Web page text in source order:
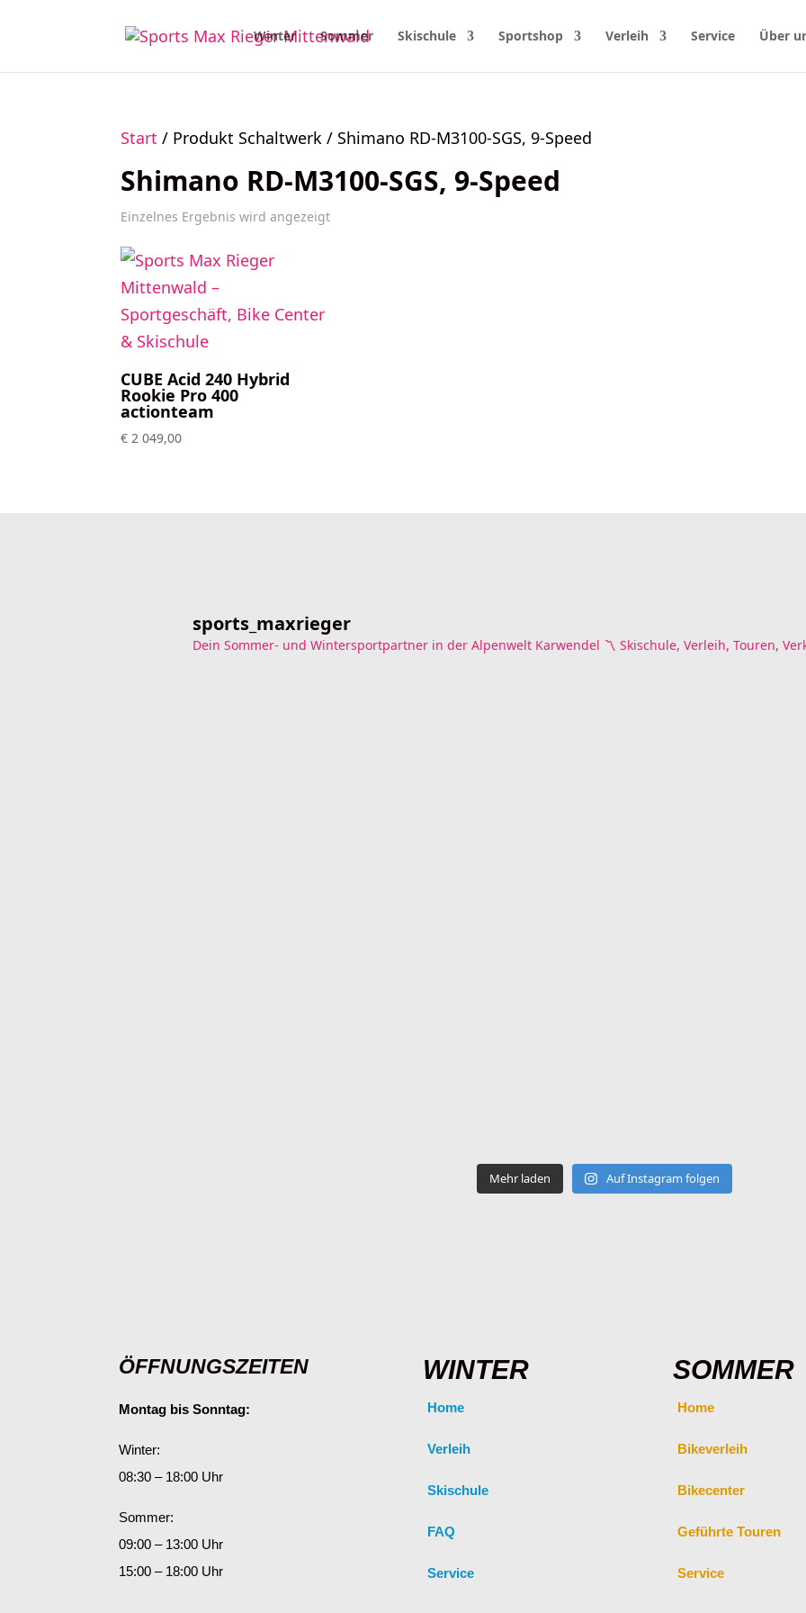
Winter Sommer Skischule Sportshop Verleih Service Über
Start / Produkt Schaltwerk / Shimano RD-M3100-SGS, 9-Speed
Shimano RD-M3100-SGS, 9-Speed
Einzelnes Ergebnis wird angezeigt
CUBE Acid 240 Hybrid
Rookie Pro 400
actionteam
€ 2 049,00
sports_maxrieger
Dein Sommer- und Wintersportpartner in der Alpenwelt Karwendel 〽️ Skischule, Verleih, Touren,
Mehr laden Auf Instagram folgen
ÖFFNUNGSZEITEN
Montag bis Sonntag:
Winter:
08:30 – 18:00 Uhr
Sommer:
09:00 – 13:00 Uhr
15:00 – 18:00 Uhr
WINTER
Home
Verleih
Skischule
FAQ
Service
SOMMER
Home
Bikeverleih
Bikecenter
Geführte Touren
Service